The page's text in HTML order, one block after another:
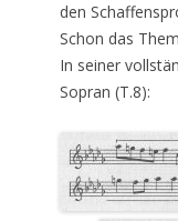
den
Schon das
In seiner
Sopran (T.8):